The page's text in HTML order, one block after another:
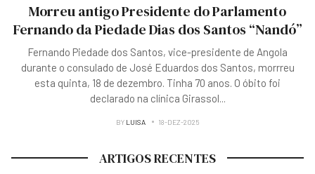
Morreu antigo Presidente do Parlamento
Fernando da Piedade Dias dos Santos “Nandó”
Fernando Piedade dos Santos, vice-presidente de Angola
durante o consulado de José Eduardos dos Santos, morrreu
esta quinta, 18 de dezembro. Tinha 70 anos. O óbito foi
declarado na clínica Girassol...
BY LUISA 18-DEZ-2025
ARTIGOS RECENTES